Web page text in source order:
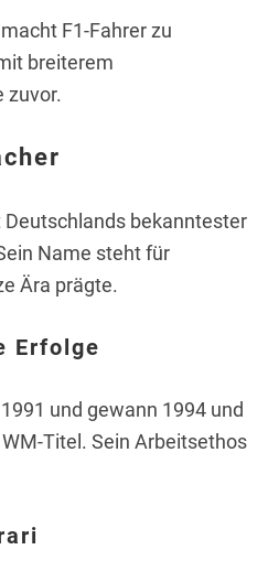
F1-Fahrer zu
breiterem
zuvor.
bekanntester
Name steht für
Ära prägte.
Erfolge
und gewann 1994 und
Titel. Sein Arbeitsethos